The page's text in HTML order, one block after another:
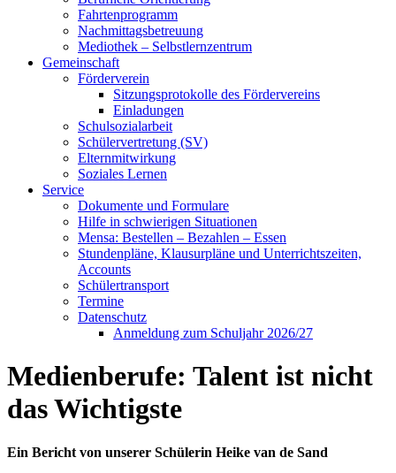
Fahrtenprogramm
Nachmittagsbetreuung
Mediothek – Selbstlernzentrum
Gemeinschaft
Förderverein
Sitzungsprotokolle des Fördervereins
Einladungen
Schulsozialarbeit
Schülervertretung (SV)
Elternmitwirkung
Soziales Lernen
Service
Dokumente und Formulare
Hilfe in schwierigen Situationen
Mensa: Bestellen – Bezahlen – Essen
Stundenpläne, Klausurpläne und Unterrichtszeiten,
Accounts
Schülertransport
Termine
Datenschutz
Anmeldung zum Schuljahr 2026/27
Medienberufe: Talent ist nicht
das Wichtigste
Ein Bericht von unserer Schülerin Heike van de Sand